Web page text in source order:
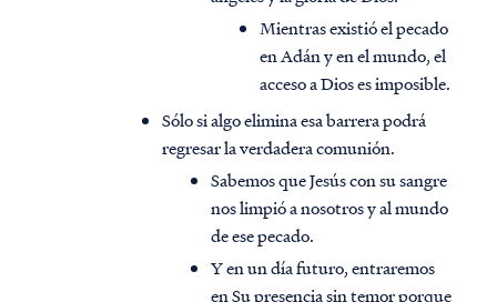
Mientras existió el pecado
en Adán y en el mundo, el
acceso a Dios es imposible.
Sólo si algo elimina esa barrera podrá
regresar la verdadera comunión.
Sabemos que Jesús con su sangre
nos limpió a nosotros y al mundo
de ese pecado.
Y en un día futuro, entraremos
en Su presencia sin temor porque